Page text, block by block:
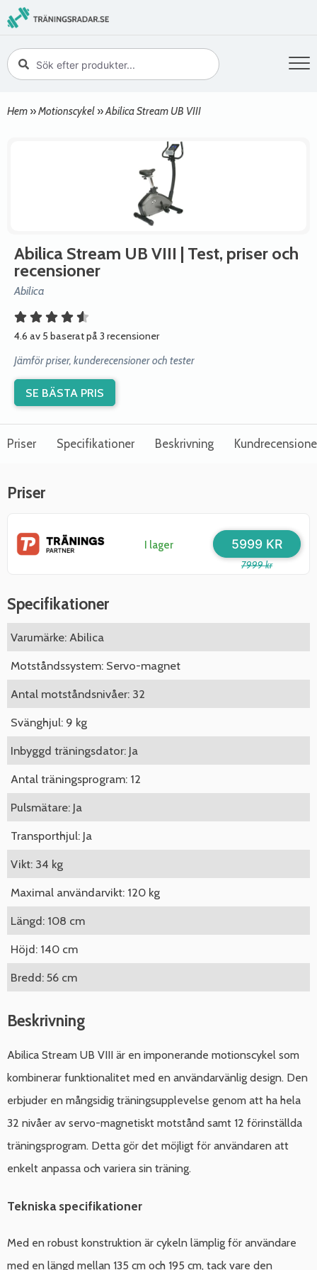
Hem »Motionscykel »Abilica Stream UB VIII
Abilica Stream UB VIII | Test, priser och
recensioner
Abilica
4.6 av 5 baserat på 3 recensioner
Jämför priser, kunderecensioner och tester
SE BÄSTA PRIS
Priser Specifikationer Beskrivning
Priser
I lager
7999 kr
5999 KR
Specifikationer
Varumärke: Abilica
Motståndssystem: Servo-magnet
Antal motståndsnivåer: 32
Svänghjul: 9 kg
Inbyggd träningsdator: Ja
Antal träningsprogram: 12
Pulsmätare: Ja
Transporthjul: Ja
Vikt: 34 kg
Maximal användarvikt: 120 kg
Längd: 108 cm
Höjd: 140 cm
Bredd: 56 cm
Beskrivning
Abilica Stream UB VIII är en imponerande motionscykel som
kombinerar funktionalitet med en användarvänlig design. Den
erbjuder en mångsidig träningsupplevelse genom att ha hela
32 nivåer av servo-magnetiskt motstånd samt 12 förinställda
träningsprogram. Detta gör det möjligt för användaren att
enkelt anpassa och variera sin träning.
Tekniska specifikationer
Med en robust konstruktion är cykeln lämplig för användare
med en längd mellan 135 cm och 195 cm, tack vare den